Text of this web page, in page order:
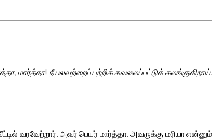
மார்த்தா! நீ பலவற்றைப் பற்றிக் கவலைப்பட்டுக் கலங்குகிறாய்.
வரவேற்றார். அவர் பெயர் மார்த்தா. அவருக்கு மரியா என்னும்